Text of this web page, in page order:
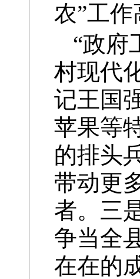
农”工
“政府
村现代
记王国
苹果等
的排头
带动更
者。三
争当全
在在的